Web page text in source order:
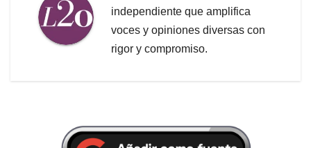
independiente que amplifica
voces y opiniones diversas con
rigor y compromiso.